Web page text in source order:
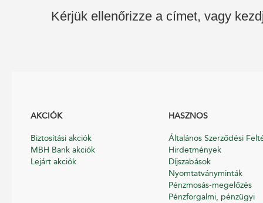
Kérjük ellenőrizze a címet, vagy
AKCIÓK
Biztosítási akciók
MBH Bank akciók
Lejárt akciók
HASZNOS
Általános Szerződési
Hirdetmények
Díjszabások
Nyomtatványminták
Pénzmosás-megelőzés
Pénzforgalmi, pénzügyi